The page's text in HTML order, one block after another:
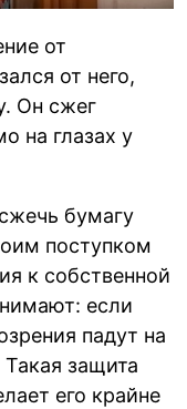
от
от него,
Он сжег
на глазах у
бумагу
поступком
к собственной
если
падут на
защита
его крайне